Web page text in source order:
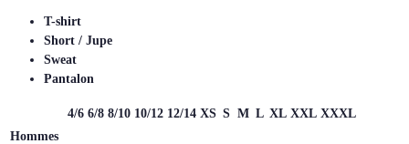
T-shirt
Short / Jupe
Sweat
Pantalon
4/6 6/8 8/10 10/12 12/14 XS S M L XL XXL XXXL
Hommes